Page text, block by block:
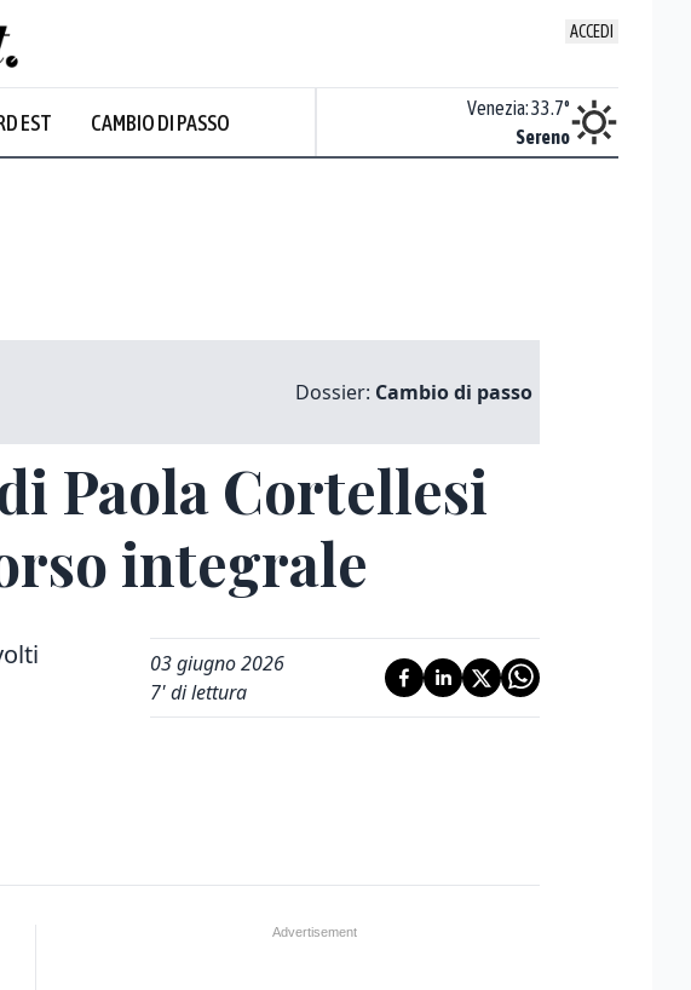
ACCEDI
EST CAMBIO DI PASSO
Nuvoloso
Venezia:33.7°
Sereno
Dossier: Cambio di passo
Paola Cortellesi
integrale
03 giugno 2026
7' di lettura